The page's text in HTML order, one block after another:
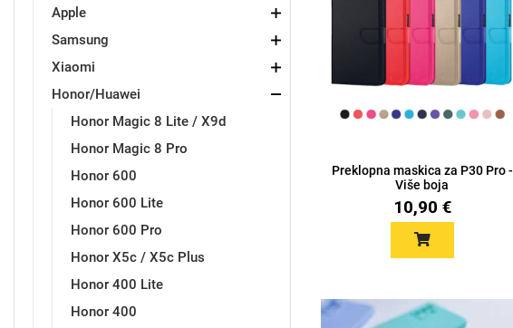
Apple
Samsung
Xiaomi
Honor/Huawei
Honor Magic 8 Lite / X9d
Honor Magic 8 Pro
Honor 600
Honor 600 Lite
Honor 600 Pro
Honor X5c / X5c Plus
Honor 400 Lite
Honor 400
Preklopna maskica za P30 Pro -
Više boja
10,90 €
Babe Šaljivi motivi
Samsung
Samsung Huawei
Držači za romobil Držači za ruku
USB kablovi HDMI kabel
FM Transmitteri HI-FI linije